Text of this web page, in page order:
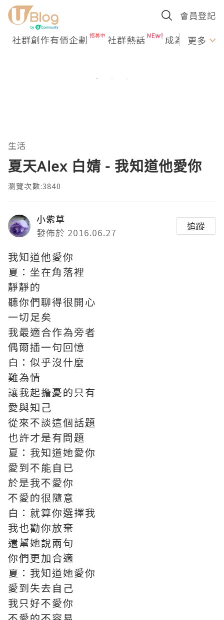
會員登記
社群創作有價企劃 社群熱話 成為U更多
生活
夏天Alex 白婧 - 我知道他愛你
瀏覽次數:3840
小紫草
發佈於 2016.06.27
追蹤
我知道他愛你
夏：坐在角落裡
靜靜的
聽你們聊得很開心
一切足矣
我最適合作為旁者
偶爾插一句回憶
白：似乎沒什麼
難為情
讓我起擔憂的只有
愛與知己
從來不談這個話題
也許才是有問題
夏：我知道她愛你
愛到不能自已
於是我不愛你
不愛的很隨意
白：就算你選擇我
我也勸你放棄
還幫她說兩句
你們更加合適
夏：我知道她愛你
愛到失去自己
我只好不愛你